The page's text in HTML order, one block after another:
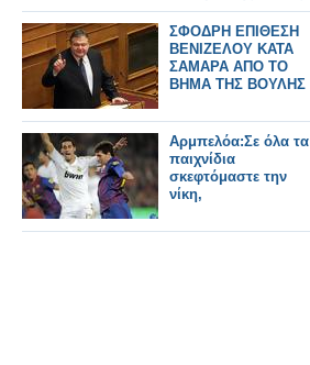
ΣΦΟΔΡΗ ΕΠΙΘΕΣΗ
ΒΕΝΙΖΕΛΟΥ ΚΑΤΑ
ΣΑΜΑΡΑ ΑΠΟ ΤΟ
ΒΗΜΑ ΤΗΣ ΒΟΥΛΗΣ
Αρμπελόα:Σε όλα τα
παιχνίδια
σκεφτόμαστε την
νίκη,